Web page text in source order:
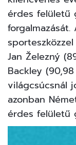
érdes felületű
Jan Železný
Backley
világcsúcsnál
azonban
érdes felületű